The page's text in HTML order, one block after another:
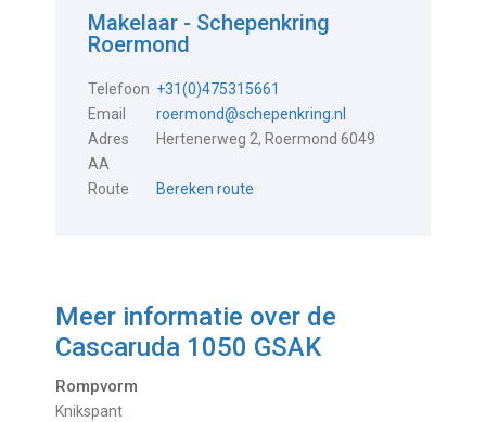
Makelaar - Schepenkring
Roermond
Telefoon +31(0)475315661
Email
roermond@schepenkring.nl
Adres
Hertenerweg 2, Roermond 6049
AA
Route
Bereken route
Meer informatie over de
Cascaruda 1050 GSAK
Rompvorm
Knikspant